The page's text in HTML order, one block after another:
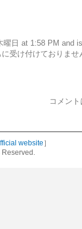
曜日 at 1:58 PM
受け付けておりませ
コメン
website ］